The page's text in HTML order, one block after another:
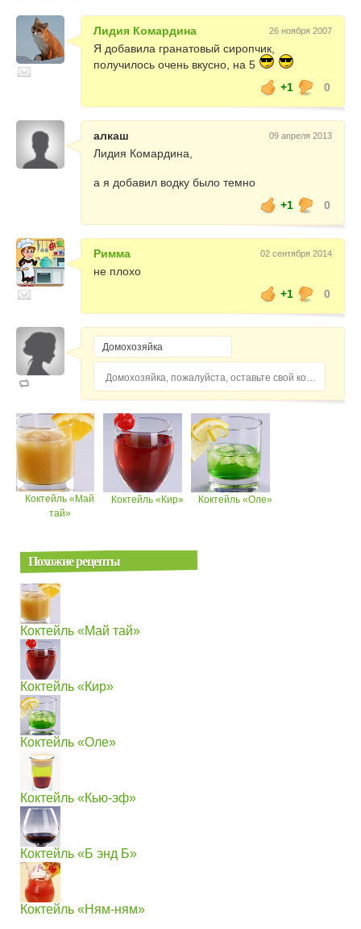
Лидия Комардина 26 ноября 2007
Я добавила гранатовый сиропчик,
получилось очень вкусно, на 5
+1
0
алкаш 09 апреля 2013
Лидия Комардина,
а я добавил водку было темно
+1
0
Римма 02 сентября 2014
не плохо
+1
0
Домохозяйка, пожалуйста, оставьте свой комментарий...
Коктейль «Май
тай»
Коктейль «Кир» Коктейль «Оле»
Похожие рецепты
Коктейль «Май тай»
Коктейль «Кир»
Коктейль «Оле»
Коктейль «Кью-эф»
Коктейль «Б энд Б»
Коктейль «Ням-ням»